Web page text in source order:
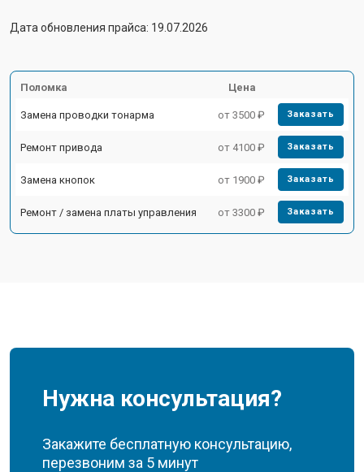
Дата обновления прайса: 19.07.2026
Поломка Цена
Замена проводки тонарма от 3500 ₽ Заказать
Ремонт привода от 4100 ₽ Заказать
Замена кнопок от 1900 ₽ Заказать
Ремонт / замена платы управления от 3300 ₽ Заказать
Нужна консультация?
Закажите бесплатную консультацию,
перезвоним за 5 минут